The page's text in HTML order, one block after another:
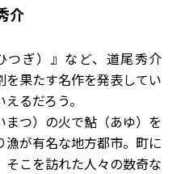
介
つぎ）』など、道尾秀介
を果たす名作を発表してい
るだろう。
つ）の火で鮎（あゆ）を
が有名な地方都市。町に
こを訪れた人々の数奇な